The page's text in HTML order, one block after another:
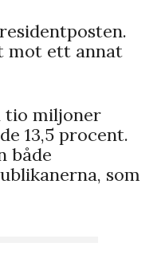
mot ett annat
miljoner
13,5 procent.
både
som